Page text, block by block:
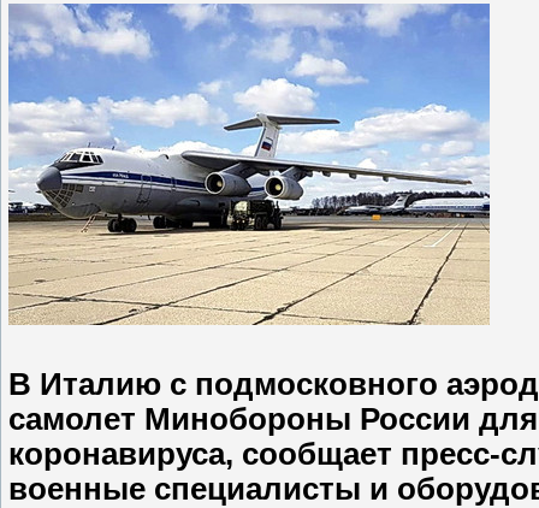
В Италию с подмосковного
самолет Минобороны России
коронавируса, сообщает пресс-
военные специалисты и